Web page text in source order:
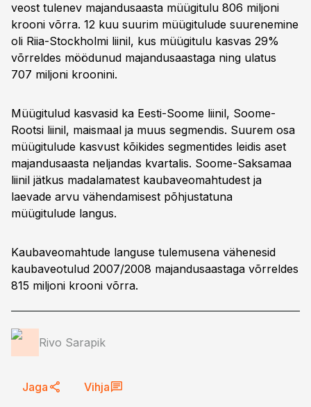
veost tulenev majandusaasta müügitulu 806 miljoni
krooni võrra. 12 kuu suurim müügitulude suurenemine
oli Riia-Stockholmi liinil, kus müügitulu kasvas 29%
võrreldes möödunud majandusaastaga ning ulatus
707 miljoni kroonini.
Müügitulud kasvasid ka Eesti-Soome liinil, Soome-
Rootsi liinil, maismaal ja muus segmendis. Suurem osa
müügitulude kasvust kõikides segmentides leidis aset
majandusaasta neljandas kvartalis. Soome-Saksamaa
liinil jätkus madalamatest kaubaveomahtudest ja
laevade arvu vähendamisest põhjustatuna
müügitulude langus.
Kaubaveomahtude languse tulemusena vähenesid
kaubaveotulud 2007/2008 majandusaastaga võrreldes
815 miljoni krooni võrra.
Rivo Sarapik
Jaga Vihja